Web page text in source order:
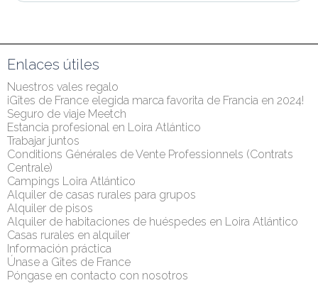
Enlaces útiles
Nuestros vales regalo
¡Gîtes de France elegida marca favorita de Francia en 2024!
Seguro de viaje Meetch
Estancia profesional en Loira Atlántico
Trabajar juntos
Conditions Générales de Vente Professionnels (Contrats
Centrale)
Campings Loira Atlántico
Alquiler de casas rurales para grupos
Alquiler de pisos
Alquiler de habitaciones de huéspedes en Loira Atlántico
Casas rurales en alquiler
Información práctica
Únase a Gîtes de France
Póngase en contacto con nosotros